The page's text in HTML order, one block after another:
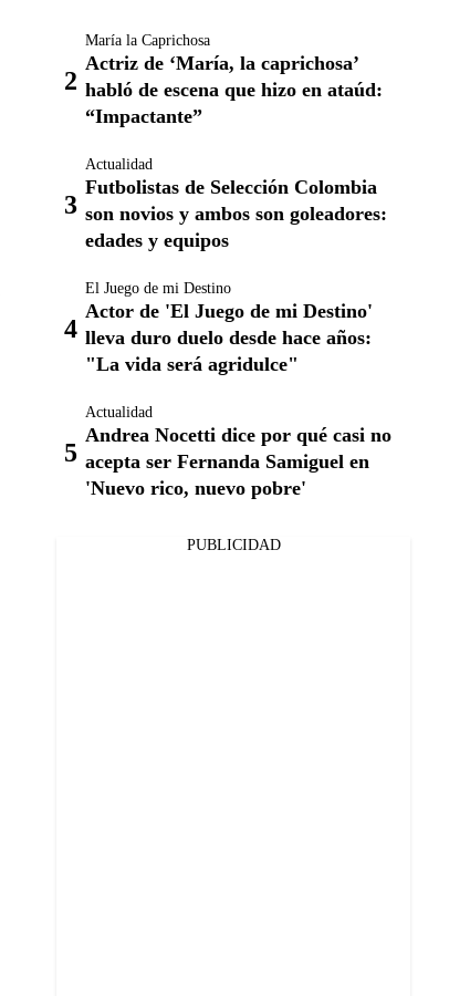
María la Caprichosa
Actriz de ‘María, la caprichosa’
habló de escena que hizo en ataúd:
“Impactante”
Actualidad
Futbolistas de Selección Colombia
son novios y ambos son goleadores:
edades y equipos
El Juego de mi Destino
Actor de 'El Juego de mi Destino'
lleva duro duelo desde hace años:
"La vida será agridulce"
Actualidad
Andrea Nocetti dice por qué casi no
acepta ser Fernanda Samiguel en
'Nuevo rico, nuevo pobre'
PUBLICIDAD